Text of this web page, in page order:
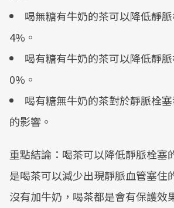
喝無糖有牛奶的茶可以降低靜
4%。
喝有糖有牛奶的茶可以降低靜
0%。
喝有糖無牛奶的茶對於靜脈栓
的影響。
重點結論：喝茶可以降低靜脈栓塞
是喝茶可以減少出現靜脈血管塞住
沒有加牛奶，喝茶都是會有保護效